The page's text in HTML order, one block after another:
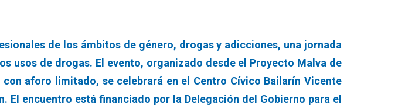
de los ámbitos de género, drogas y adicciones, una jornada
usos de drogas. El evento, organizado desde el Proyecto Malva de
aforo limitado, se celebrará en el Centro Cívico Bailarín Vicente
El encuentro está financiado por la Delegación del Gobierno para el